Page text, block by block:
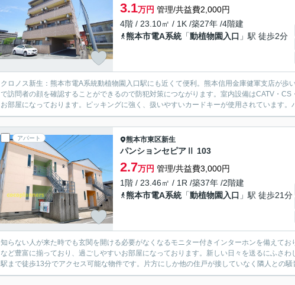
3.1万円 管理/共益費2,000円
4階 / 23.10㎡ / 1K /築27年 /4階建
熊本市電A系統「動植物園入口 」駅 徒歩2分
クロノス新生：熊本市電A系統動植物園入口駅にも近くて便利。熊本信用金庫健軍支店が
で訪問者の顔を確認することができるので防犯対策につながります。室内設備はCATV・
お部屋になっております。ピッキングに強く、扱いやすいカードキーが使用されています。
アパート 熊本市東区新生
パンションセピアⅡ 103
2.7万円 管理/共益費3,000円
1階 / 23.46㎡ / 1R /築37年 /2階建
熊本市電A系統「動植物園入口 」駅 徒歩21分
知らない人が来た時でも玄関を開ける必要がなくなるモニター付きインターホンを備えて
など豊富に揃っており、過ごしやすいお部屋になっております。新しい日々を送るにふさわ
駅まで徒歩13分でアクセス可能な物件です。片方にしか他の住戸が接していなく隣人との